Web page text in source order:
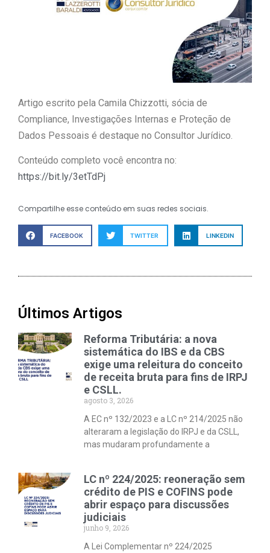
Artigo escrito pela Camila Chizzotti, sócia de
Compliance, Investigações Internas e Proteção de
Dados Pessoais é destaque no Consultor Jurídico.
Conteúdo completo você encontra no:
https://bit.ly/3etTdPj
Compartilhe esse conteúdo em suas redes sociais.
FACEBOOK TWITTER LINKEDIN
Últimos Artigos
Reforma Tributária: a nova
sistemática do IBS e da CBS
exige uma releitura do conceito
de receita bruta para fins de IRPJ
e CSLL.
agosto 3, 2026
A EC nº 132/2023 e a LC nº 214/2025 não
alteraram a legislação do IRPJ e da CSLL,
mas mudaram profundamente a
LC nº 224/2025: reoneração sem
crédito de PIS e COFINS pode
abrir espaço para discussões
judiciais
junho 9, 2026
A Lei Complementar nº 224/2025